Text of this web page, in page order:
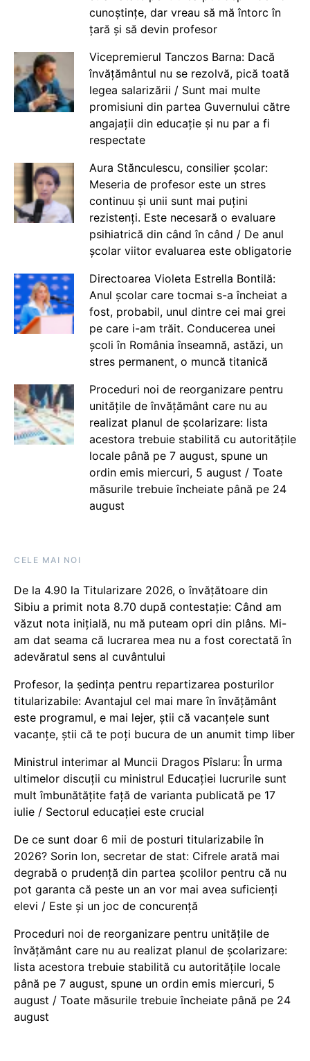
cunoștințe, dar vreau să mă întorc în
țară și să devin profesor
Vicepremierul Tanczos Barna: Dacă
învățământul nu se rezolvă, pică toată
legea salarizării / Sunt mai multe
promisiuni din partea Guvernului către
angajații din educație și nu par a fi
respectate
Aura Stănculescu, consilier școlar:
Meseria de profesor este un stres
continuu și unii sunt mai puțini
rezistenți. Este necesară o evaluare
psihiatrică din când în când / De anul
școlar viitor evaluarea este obligatorie
Directoarea Violeta Estrella Bontilă:
Anul școlar care tocmai s-a încheiat a
fost, probabil, unul dintre cei mai grei
pe care i-am trăit. Conducerea unei
școli în România înseamnă, astăzi, un
stres permanent, o muncă titanică
Proceduri noi de reorganizare pentru
unitățile de învățământ care nu au
realizat planul de școlarizare: lista
acestora trebuie stabilită cu autoritățile
locale până pe 7 august, spune un
ordin emis miercuri, 5 august / Toate
măsurile trebuie încheiate până pe 24
august
CELE MAI NOI
De la 4.90 la Titularizare 2026, o învățătoare din
Sibiu a primit nota 8.70 după contestație: Când am
văzut nota inițială, nu mă puteam opri din plâns. Mi-
am dat seama că lucrarea mea nu a fost corectată în
adevăratul sens al cuvântului
Profesor, la ședința pentru repartizarea posturilor
titularizabile: Avantajul cel mai mare în învățământ
este programul, e mai lejer, știi că vacanțele sunt
vacanţe, știi că te poți bucura de un anumit timp liber
Ministrul interimar al Muncii Dragos Pîslaru: În urma
ultimelor discuții cu ministrul Educației lucrurile sunt
mult îmbunătățite față de varianta publicată pe 17
iulie / Sectorul educației este crucial
De ce sunt doar 6 mii de posturi titularizabile în
2026? Sorin Ion, secretar de stat: Cifrele arată mai
degrabă o prudență din partea școlilor pentru că nu
pot garanta că peste un an vor mai avea suficienți
elevi / Este și un joc de concurență
Proceduri noi de reorganizare pentru unitățile de
învățământ care nu au realizat planul de școlarizare:
lista acestora trebuie stabilită cu autoritățile locale
până pe 7 august, spune un ordin emis miercuri, 5
august / Toate măsurile trebuie încheiate până pe 24
august